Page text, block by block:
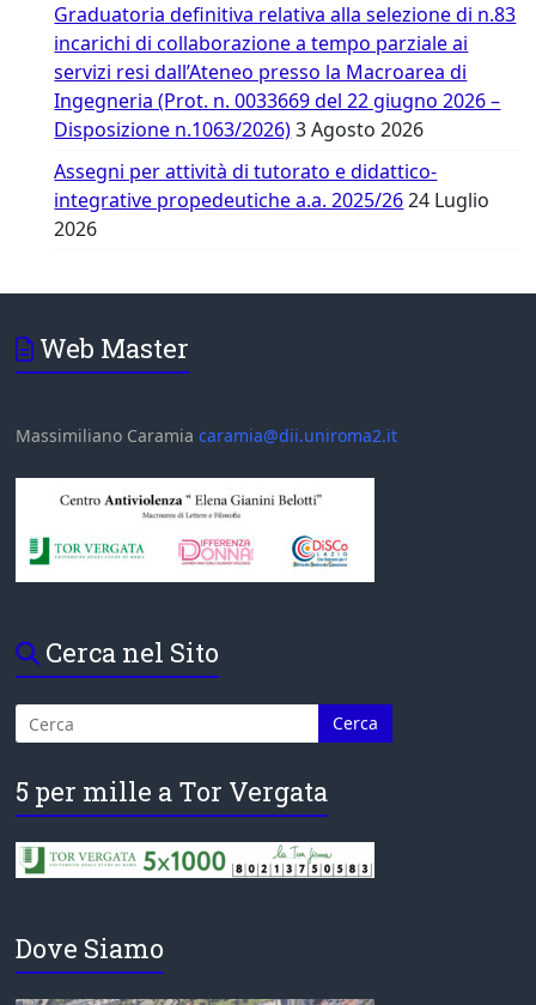
Graduatoria definitiva relativa alla selezione di n.83
incarichi di collaborazione a tempo parziale ai
servizi resi dall’Ateneo presso la Macroarea di
Ingegneria (Prot. n. 0033669 del 22 giugno 2026 –
Disposizione n.1063/2026) 3 Agosto 2026
Assegni per attività di tutorato e didattico-
integrative propedeutiche a.a. 2025/26 24 Luglio
2026
Web Master
Massimiliano Caramiacaramia@dii.uniroma2.it
Cerca nel Sito
5 per mille a Tor Vergata
Dove Siamo